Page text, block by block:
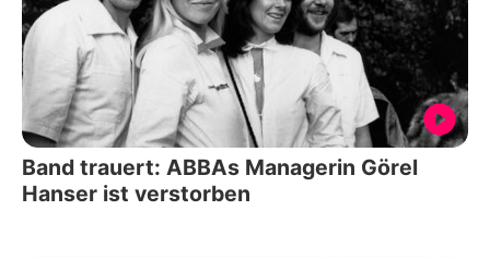
Band trauert: ABBAs Managerin Görel
Hanser ist verstorben